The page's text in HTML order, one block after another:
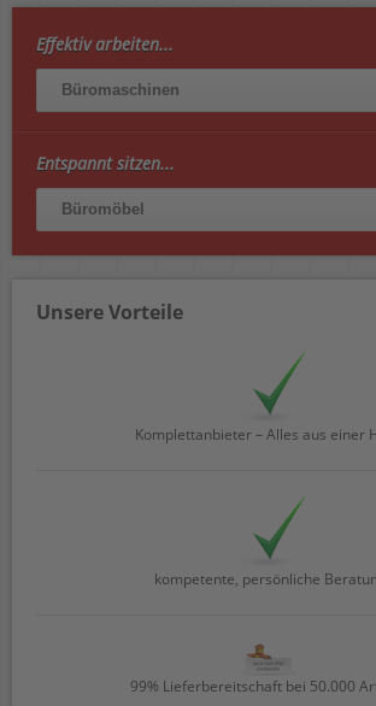
Effektiv arbeiten...
Büromaschinen
Entspannt sitzen...
Büromöbel
Unsere Vorteile
Komplettanbieter – Alles aus einer
kompetente, persönliche
99% Lieferbereitschaft bei 50.000